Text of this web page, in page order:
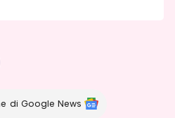
di Google News